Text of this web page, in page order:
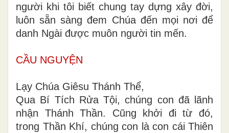
người khi tôi biết chung tay dựng xây đời,
luôn sẵn sàng đem Chúa đến mọi nơi để
danh Ngài được muôn người tin mến.
CẦU NGUYỆN
Lạy Chúa Giêsu Thánh Thể,
Qua Bí Tích Rửa Tội, chúng con đã lãnh
nhận Thánh Thần. Cũng khởi đi từ đó,
trong Thần Khí, chúng con là con cái Thiên